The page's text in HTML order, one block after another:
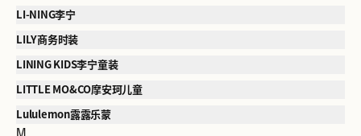
LI-NING李宁
LILY商务时装
LINING KIDS李宁童装
LITTLE MO&CO摩安珂儿童
Lululemon露露乐蒙